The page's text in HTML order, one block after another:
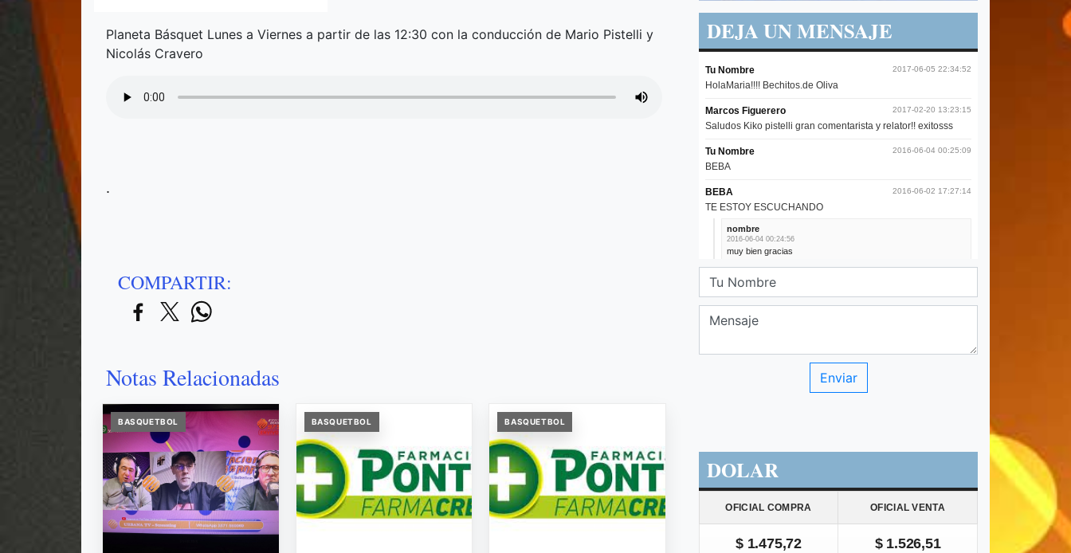
Planeta Básquet Lunes a Viernes a partir de las 12:30 con la conducción de Mario Pistelli y
Nicolás Cravero
.
COMPARTIR:
Notas Relacionadas
BASQUETBOL BASQUETBOL BASQUETBOL
DEJA UN MENSAJE
DOLAR
OFICIAL COMPRA OFICIAL VENTA
$ 1.475,72 $ 1.526,51